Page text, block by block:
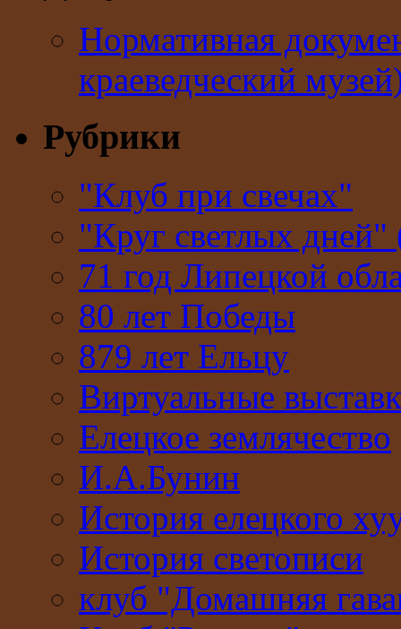
Нормативная
краеведческий
Рубрики
"Клуб при свечах"
"Круг светлых
71 год Липецкой
80 лет Победы
879 лет Ельцу
Виртуальные
Елецкое землячество
И.А.Бунин
История елецкого
История светописи
клуб "Домашняя